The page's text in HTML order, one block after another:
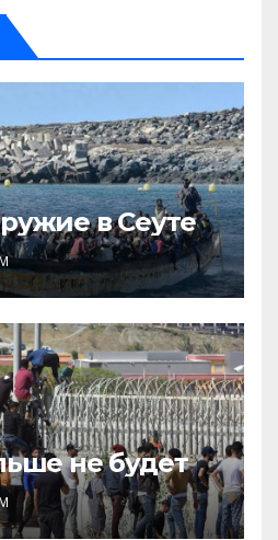
в Сеуте
не будет